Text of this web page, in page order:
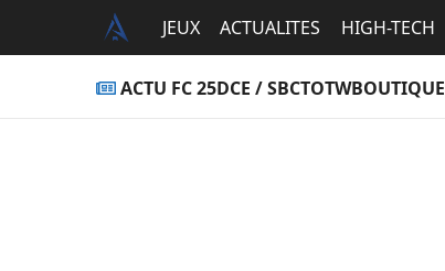
JEUX ACTUALITES HIGH-TECH
ACTU FC 25DCE / SBCTOTWBOUTIQUE